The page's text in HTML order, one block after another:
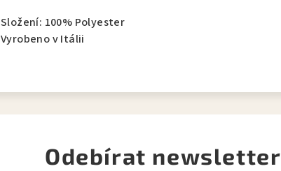
Složení: 100% Polyester
Vyrobeno v Itálii
Odebírat newsletter